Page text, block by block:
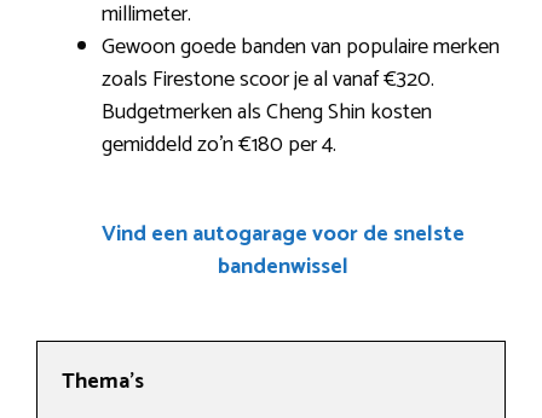
millimeter.
Gewoon goede banden van populaire merken
zoals Firestone scoor je al vanaf €320.
Budgetmerken als Cheng Shin kosten
gemiddeld zo’n €180 per 4.
Vind een autogarage voor de snelste
bandenwissel
Thema’s